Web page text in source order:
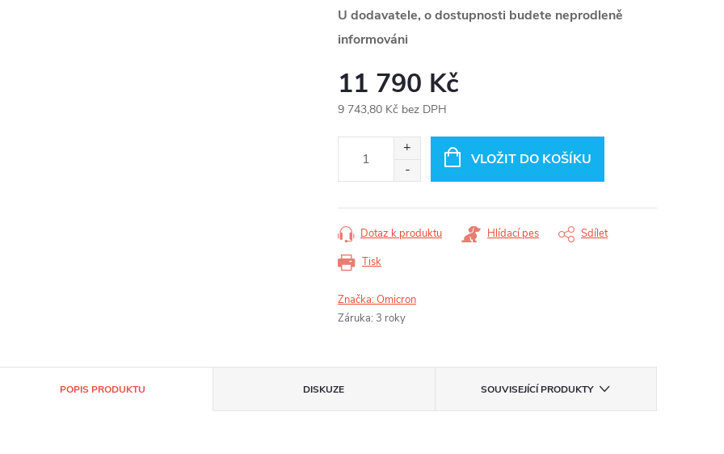
U dodavatele, o dostupnosti budete neprodleně
informováni
11 790 Kč
9 743,80 Kč bez DPH
VLOŽIT DO KOŠÍKU
Tisk
Dotaz k produktu Hlídací pes Sdílet
Značka:Omicron
Záruka: 3 roky
POPIS PRODUKTU DISKUZE SOUVISEJÍCÍ PRODUKTY